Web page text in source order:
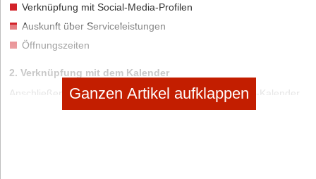
Verknüpfung mit Social-Media-Profilen
Auskunft über Serviceleistungen
Öffnungszeiten
2. Verknüpfung mit dem Kalender
Anschließend erstellt der Service-Anbieter einen Online-Kalender,
auf den sowohl der Kunde im Zuge der Buchung zugreifen kann,
Ganzen Artikel aufklappen